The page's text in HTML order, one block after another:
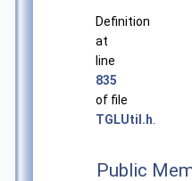
Definition
at
line
835
of file
TGLUtil.h
Public